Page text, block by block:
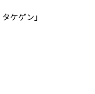
ケゲン」